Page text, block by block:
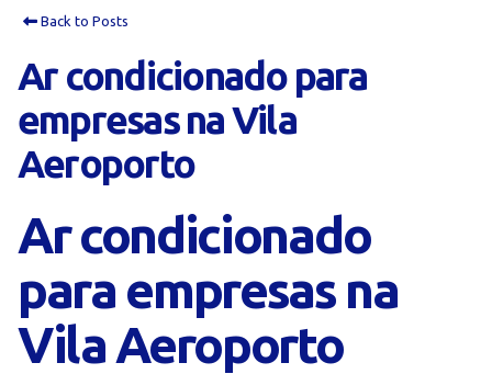
Back to Posts
Ar condicionado para
empresas na Vila
Aeroporto
Ar condicionado
para empresas na
Vila Aeroporto